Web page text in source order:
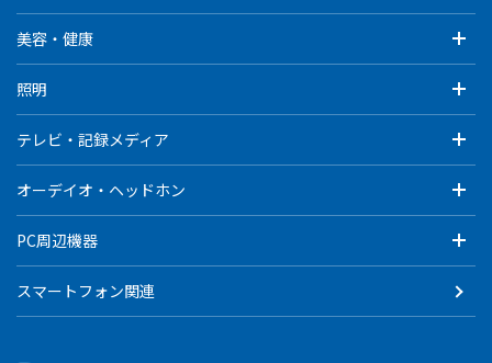
美容・健康
照明
テレビ・記録メディア
オーデイオ・ヘッドホン
PC周辺機器
スマートフォン関連